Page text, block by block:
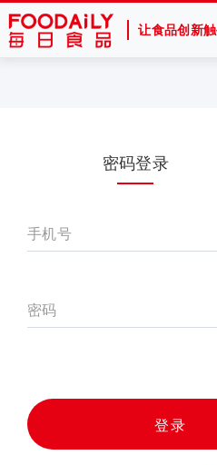
让食品创新
密码登录
手机号
密码
登录